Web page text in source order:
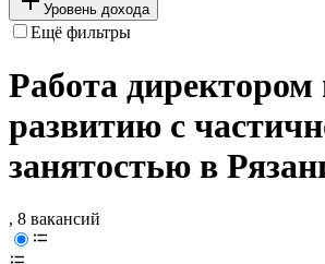
Уровень дохода
Ещё фильтры
Работа директором
развитию с
занятостью в
, 8 вакансий